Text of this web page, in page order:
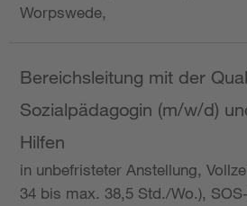
Worpswede,
Bereichsleitung mit der
Sozialpädagogin (m/w/d)
Hilfen
in unbefristeter Anstellung,
34 bis max. 38,5 Std./Wo.),